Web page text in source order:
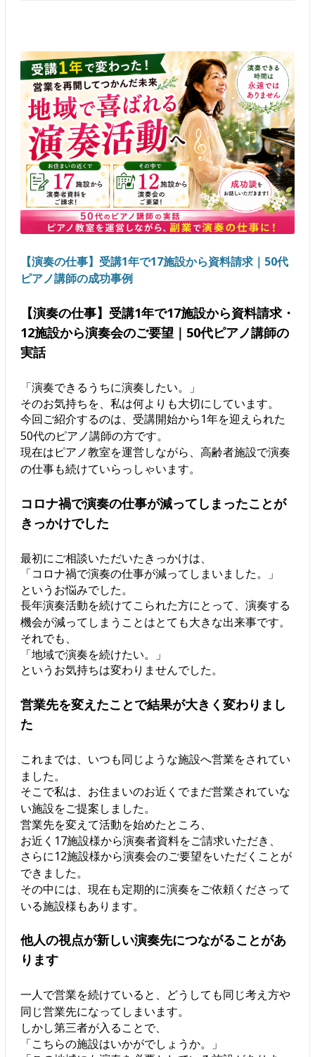
【演奏の仕事】受講1年で17施設から資料請求｜50代
ピアノ講師の成功事例
【演奏の仕事】受講1年で17施設から資料請求・
12施設から演奏会のご要望｜50代ピアノ講師の
実話
「演奏できるうちに演奏したい。」
そのお気持ちを、私は何よりも大切にしています。
今回ご紹介するのは、受講開始から1年を迎えられた
50代のピアノ講師の方です。
現在はピアノ教室を運営しながら、高齢者施設で演奏
の仕事も続けていらっしゃいます。
コロナ禍で演奏の仕事が減ってしまったことが
きっかけでした
最初にご相談いただいたきっかけは、
「コロナ禍で演奏の仕事が減ってしまいました。」
というお悩みでした。
長年演奏活動を続けてこられた方にとって、演奏する
機会が減ってしまうことはとても大きな出来事です。
それでも、
「地域で演奏を続けたい。」
というお気持ちは変わりませんでした。
営業先を変えたことで結果が大きく変わりまし
た
これまでは、いつも同じような施設へ営業をされてい
ました。
そこで私は、お住まいのお近くでまだ営業されていな
い施設をご提案しました。
営業先を変えて活動を始めたところ、
お近く17施設様から演奏者資料をご請求いただき、
さらに12施設様から演奏会のご要望をいただくことが
できました。
その中には、現在も定期的に演奏をご依頼くださって
いる施設様もあります。
他人の視点が新しい演奏先につながることがあ
ります
一人で営業を続けていると、どうしても同じ考え方や
同じ営業先になってしまいます。
しかし第三者が入ることで、
「こちらの施設はいかがでしょうか。」